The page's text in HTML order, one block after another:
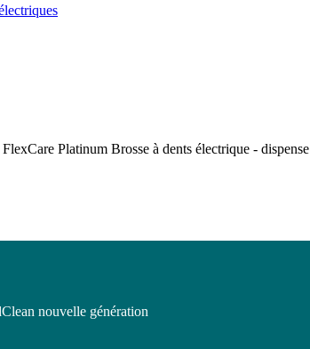
Platinum Brosse à dents électrique - dispense
nouvelle génération